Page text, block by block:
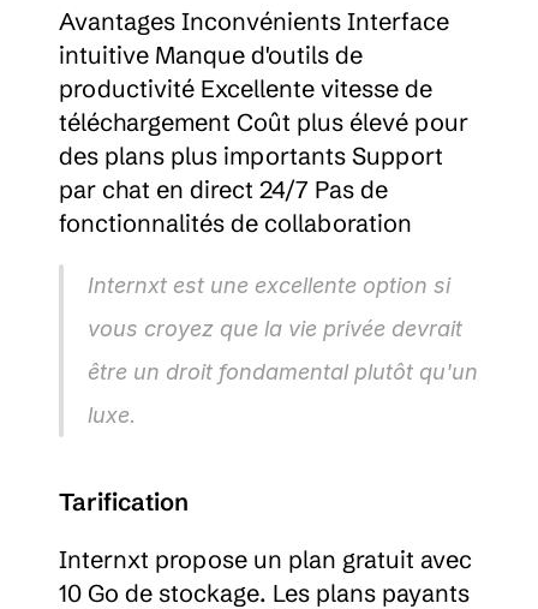
Avantages Inconvénients Interface
intuitive Manque d'outils de
productivité Excellente vitesse de
téléchargement Coût plus élevé pour
des plans plus importants Support
par chat en direct 24/7 Pas de
fonctionnalités de collaboration
Internxt est une excellente option si
vous croyez que la vie privée devrait
être un droit fondamental plutôt qu'un
luxe.
Tarification
Internxt propose un plan gratuit avec
10 Go de stockage. Les plans payants